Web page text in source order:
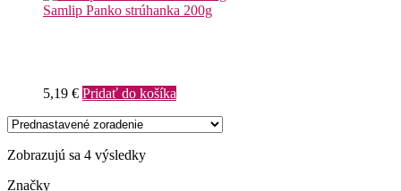
Samlip Panko strúhanka 200g
5,19 € Pridať do košíka
Zobrazujú sa 4 výsledky
Značky